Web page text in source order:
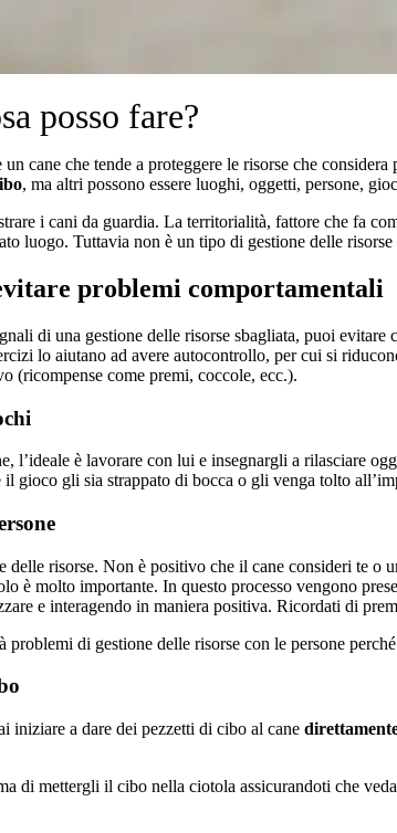
posso fare?
cane che tende a proteggere le risorse che
, ma altri possono essere luoghi, oggetti, persone,
i cani da guardia. La territorialità, fattore che fa
luogo. Tuttavia non è un tipo di gestione delle
problemi comportamentali
di una gestione delle risorse sbagliata, puoi
lo aiutano ad avere autocontrollo, per cui si
(ricompense come premi, coccole, ecc.).
l’ideale è lavorare con lui e insegnargli a rilasciare
il gioco gli sia strappato di bocca o gli venga tolto
delle risorse. Non è positivo che il cane consideri te o
è molto importante. In questo processo vengono
e interagendo in maniera positiva. Ricordati di
problemi di gestione delle risorse con le persone
iniziare a dare dei pezzetti di cibo al cane
di mettergli il cibo nella ciotola assicurandoti che